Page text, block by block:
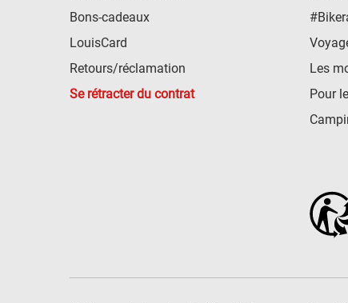
Bons-cadeaux
LouisCard
Retours/réclamation
Se rétracter du contrat
Les
Pour